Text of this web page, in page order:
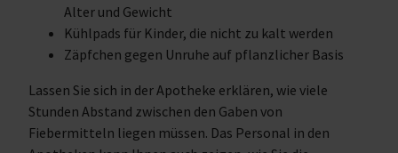
Alter und Gewicht
Kühlpads für Kinder, die nicht zu kalt werden
Zäpfchen gegen Unruhe auf pflanzlicher Basis
Lassen Sie sich in der Apotheke erklären, wie viele
Stunden Abstand zwischen den Gaben von
Fiebermitteln liegen müssen. Das Personal in den